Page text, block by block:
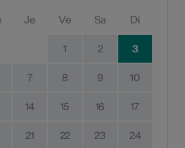
Je Ve Sa Di
1 2 3
7 8 9 10
14 15 16 17
21 22 23 24